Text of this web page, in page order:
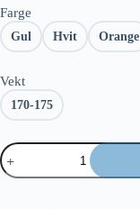
Farge
Gul Hvit Orange
Vekt
170-175
Neutron
Detour
antall